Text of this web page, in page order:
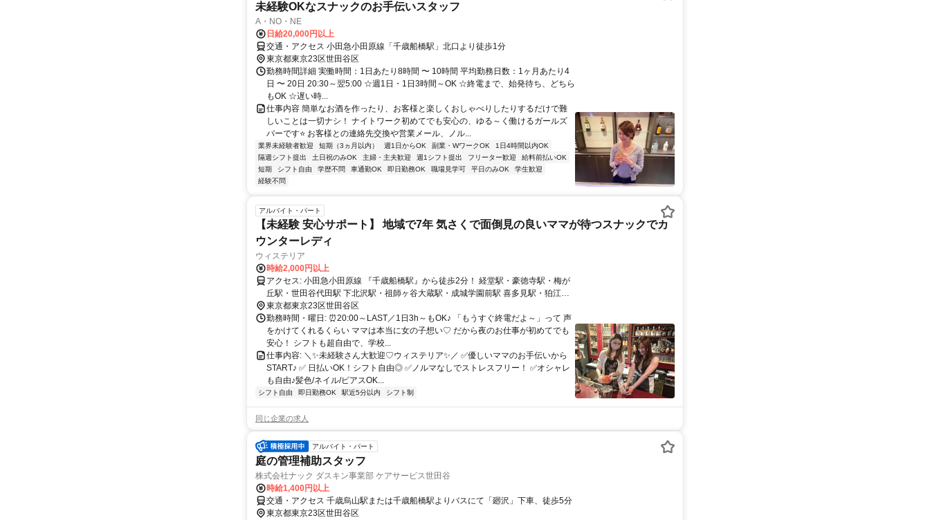
未経験OKなスナックのお手伝いスタッフ
A・NO・NE
日給20,000円以上
交通・アクセス 小田急小田原線「千歳船橋駅」北口より徒歩1分
東京都東京23区世田谷区
勤務時間詳細 実働時間：1日あたり8時間 〜 10時間 平均勤務日数：1ヶ月あたり4
日 〜 20日 20:30～翌5:00 ☆週1日・1日3時間～OK ☆終電まで、始発待ち、どちら
もOK ☆遅い時...
仕事内容 簡単なお酒を作ったり、お客様と楽しくおしゃべりしたりするだけで難
しいことは一切ナシ！ ナイトワーク初めてでも安心の、ゆる～く働けるガールズ
バーです⭐ お客様との連絡先交換や営業メール、ノル...
業界未経験者歓迎 短期（3ヵ月以内） 週1日からOK 副業・WワークOK
1日4時間以内OK
隔週シフト提出
土日祝のみOK 主婦・主夫歓迎 週1シフト提出 フリーター歓迎
給料前払いOK
短期
シフト自由 学歴不問 車通勤OK 即日勤務OK 職場見学可 平日のみOK
学生歓迎
経験不問
アルバイト・パート
【未経験 安心サポート】 地域で7年 気さくで面倒見の良いママが待つスナックでカ
ウンターレディ
ウィステリア
時給2,000円以上
アクセス: 小田急小田原線 『千歳船橋駅』から徒歩2分！ 経堂駅・豪徳寺駅・梅が
丘駅・世田谷代田駅 下北沢駅・祖師ヶ谷大蔵駅・成城学園前駅 喜多見駅・狛江
駅・和泉多摩川駅・東北沢駅 代々木上原駅・代々木八幡駅・参宮橋駅 登戸駅・向
ヶ丘遊園駅・生田駅・読売ランド前駅 百合ヶ丘駅・南新宿駅・新宿駅・新百合ヶ
丘駅 鶴川駅・町田駅 から乗り換えなし！
東京都東京23区世田谷区
勤務時間・曜日: ⏰20:00～LAST／1日3h～もOK♪ 「もうすぐ終電だよ～」って 声
をかけてくれるくらい ママは本当に女の子想い♡ だから夜のお仕事が初めてでも
安心！ シフトも超自由で、学校...
仕事内容: ＼✨未経験さん大歓迎♡ウィステリア✨／ ✅優しいママのお手伝いから
START♪ ✅ 日払いOK！シフト自由◎ ✅ノルマなしでストレスフリー！ ✅オシャレ
も自由♪髪色/ネイル/ピアスOK...
シフト自由 即日勤務OK 駅近5分以内 シフト制
同じ企業の求人
アルバイト・パート
庭の管理補助スタッフ
株式会社ナック ダスキン事業部 ケアサービス世田谷
時給1,400円以上
交通・アクセス 千歳烏山駅または千歳船橋駅よりバスにて「廻沢」下車、徒歩5分
東京都東京23区世田谷区